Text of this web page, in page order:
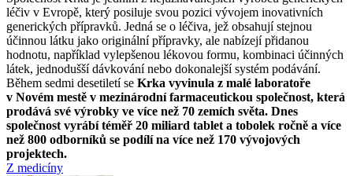
léčiv v Evropě, který posiluje svou pozici vývojem inovativních
generických přípravků. Jedná se o léčiva, jež obsahují stejnou
účinnou látku jako originální přípravky, ale nabízejí přidanou
hodnotu, například vylepšenou lékovou formu, kombinaci účinných
látek, jednodušší dávkování nebo dokonalejší systém podávání.
Během sedmi desetiletí se Krka vyvinula z malé laboratoře
v Novém mestě v mezinárodní farmaceutickou společnost, která
prodává své výrobky ve více než 70 zemích světa. Dnes
společnost vyrábí téměř 20 miliard tablet a tobolek ročně a více
než 800 odborníků se podílí na více než 170 vývojových
projektech.
Z medicíny